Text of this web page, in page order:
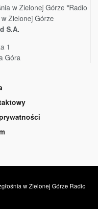
w Zielonej Górze "Radio
Zielonej Górze
S.A.
1
Góra
w Zielonej Górze Radio